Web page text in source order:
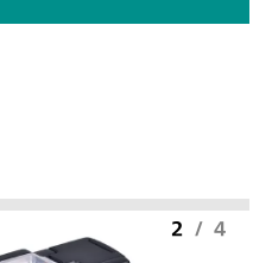
2 / 4